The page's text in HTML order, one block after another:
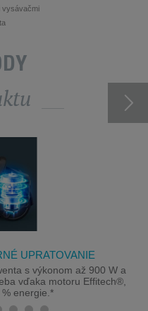
vysávačmi
UPRATOVANIE
s výkonom až 900 W a
vďaka motoru Effitech®,
energie.*